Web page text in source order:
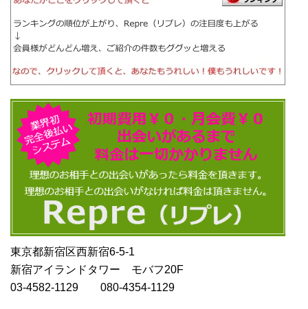
東京都新宿区西新宿6-5-1
新宿アイランドタワー モバフ20F
03-4582-1129 080-4354-1129